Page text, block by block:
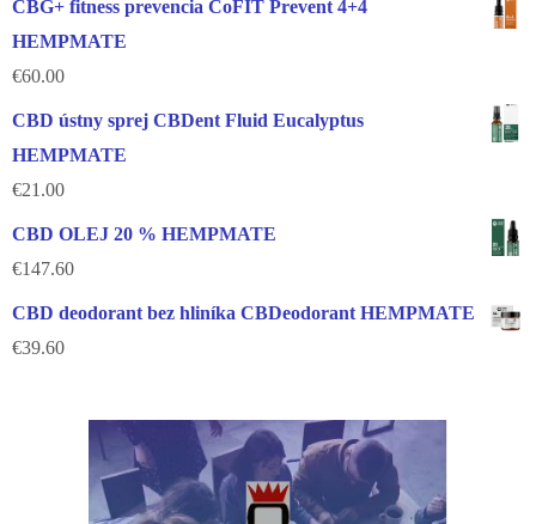
CBG+ fitness prevencia CoFIT Prevent 4+4
HEMPMATE
€60.00
CBD ústny sprej CBDent Fluid Eucalyptus
HEMPMATE
€21.00
CBD OLEJ 20 % HEMPMATE
€147.60
CBD deodorant bez hliníka CBDeodorant HEMPMATE
€39.60